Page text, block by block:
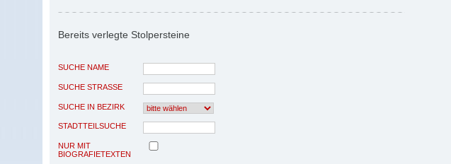
Bereits verlegte Stolpersteine
SUCHE NAME
SUCHE STRASSE
SUCHE IN BEZIRK
STADTTEILSUCHE
NUR MIT
BIOGRAFIETEXTEN